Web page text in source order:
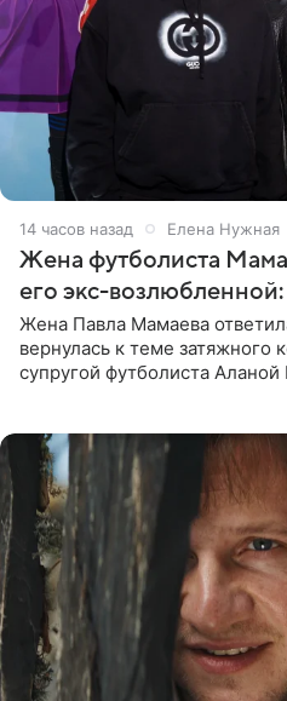
14 часов назад Елена Нужная
Жена футболиста
его экс-
Жена Павла Мамаева
вернулась к теме затяжного
супругой футболиста